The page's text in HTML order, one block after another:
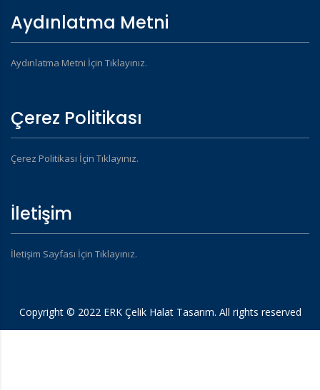
Aydınlatma Metni
Aydınlatma Metni İçin Tıklayınız.
Çerez Politikası
Çerez Politikası İçin Tıklayınız.
İletişim
İletişim Sayfası İçin Tıklayınız.
Copyright © 2022 ERK Çelik Halat Tasarım. All rights reserved